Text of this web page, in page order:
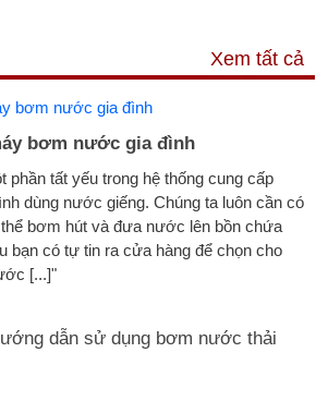
Xem tất cả
bơm nước gia đình
tất yếu trong hệ thống cung cấp
dùng nước giếng. Chúng ta luôn cần có
bơm hút và đưa nước lên bồn chứa
bạn có tự tin ra cửa hàng để chọn cho
[...]"
dẫn sử dụng bơm nước thải